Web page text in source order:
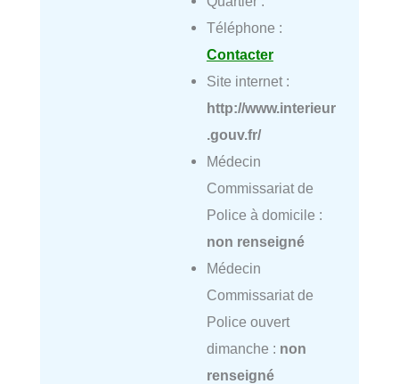
Téléphone :
Contacter
Site internet :
http://www.interieur
.gouv.fr/
Médecin
Commissariat de
Police à domicile :
non renseigné
Médecin
Commissariat de
Police ouvert
dimanche : non
renseigné